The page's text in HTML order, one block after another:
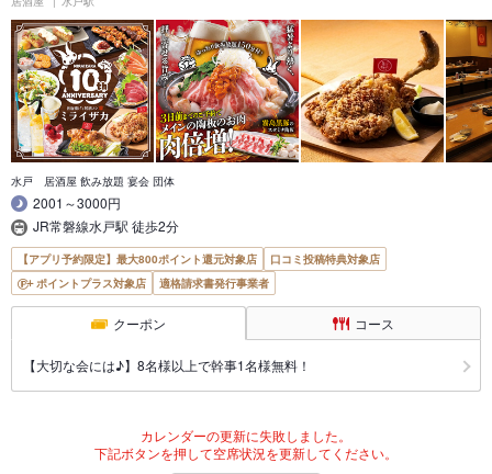
水戸 居酒屋 飲み放題 宴会 団体
2001～3000円
JR常磐線水戸駅 徒歩2分
【アプリ予約限定】最大800ポイント還元対象店
口コミ投稿特典対象店
ポイントプラス対象店
適格請求書発行事業者
クーポン コース
【大切な会には♪】8名様以上で幹事1名様無料！
カレンダーの更新に失敗しました。
下記ボタンを押して空席状況を更新してください。